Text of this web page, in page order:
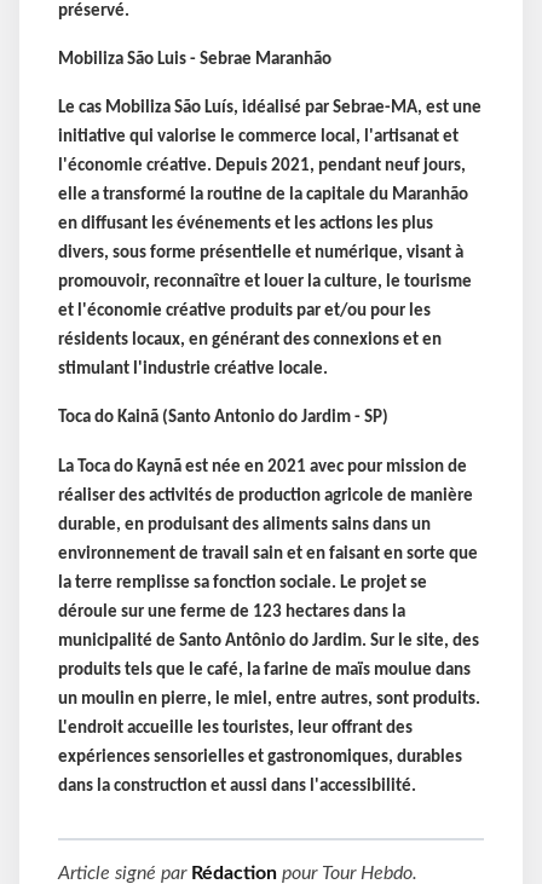
préservé.
Mobiliza São Luis - Sebrae Maranhão
Le cas Mobiliza São Luís, idéalisé par Sebrae-MA, est une
initiative qui valorise le commerce local, l'artisanat et
l'économie créative. Depuis 2021, pendant neuf jours,
elle a transformé la routine de la capitale du Maranhão
en diffusant les événements et les actions les plus
divers, sous forme présentielle et numérique, visant à
promouvoir, reconnaître et louer la culture, le tourisme
et l'économie créative produits par et/ou pour les
résidents locaux, en générant des connexions et en
stimulant l'industrie créative locale.
Toca do Kainã (Santo Antonio do Jardim - SP)
La Toca do Kaynã est née en 2021 avec pour mission de
réaliser des activités de production agricole de manière
durable, en produisant des aliments sains dans un
environnement de travail sain et en faisant en sorte que
la terre remplisse sa fonction sociale. Le projet se
déroule sur une ferme de 123 hectares dans la
municipalité de Santo Antônio do Jardim. Sur le site, des
produits tels que le café, la farine de maïs moulue dans
un moulin en pierre, le miel, entre autres, sont produits.
L'endroit accueille les touristes, leur offrant des
expériences sensorielles et gastronomiques, durables
dans la construction et aussi dans l'accessibilité.
Article signé par Rédaction pour Tour Hebdo.